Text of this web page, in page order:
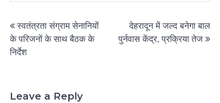
navigation
स्वतंत्रता संग्राम सेनानियों
के परिजनों के साथ बैठक के
निर्देश
देहरादून में जल्द बनेगा बाल
पुर्नवास केंद्र, प्रक्रिया तेज
Leave a Reply